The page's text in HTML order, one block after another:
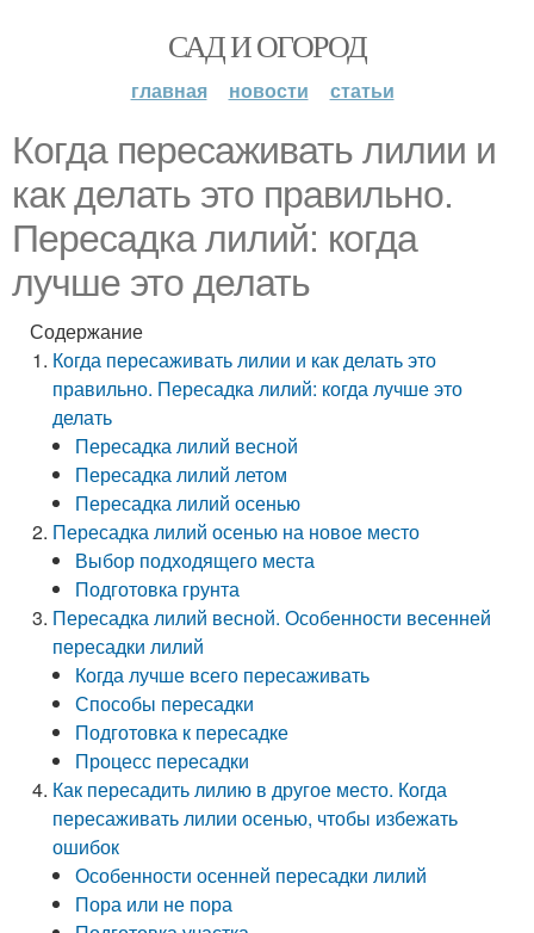
САД И ОГОРОД
главная новости статьи
Когда пересаживать лилии и
как делать это правильно.
Пересадка лилий: когда
лучше это делать
Содержание
Когда пересаживать лилии и как делать это
правильно. Пересадка лилий: когда лучше это
делать
Пересадка лилий весной
Пересадка лилий летом
Пересадка лилий осенью
Пересадка лилий осенью на новое место
Выбор подходящего места
Подготовка грунта
Пересадка лилий весной. Особенности весенней
пересадки лилий
Когда лучше всего пересаживать
Способы пересадки
Подготовка к пересадке
Процесс пересадки
Как пересадить лилию в другое место. Когда
пересаживать лилии осенью, чтобы избежать
ошибок
Особенности осенней пересадки лилий
Пора или не пора